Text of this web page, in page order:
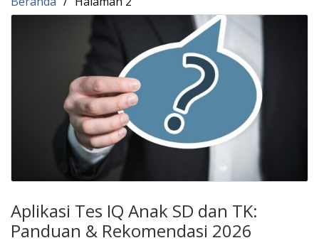
Aplikasi Tes IQ Anak SD dan TK:
Panduan & Rekomendasi 2026